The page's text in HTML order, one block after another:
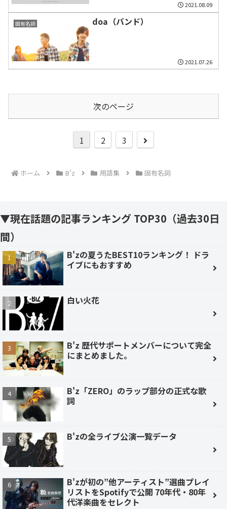
2021.08.09
固有名詞 doa（バンド）
2021.07.26
次のページ
1 2 3
次
ホーム B'z 用語集 固有名詞
▼現在話題の記事ランキング TOP30（過去30日
間）
B'zの夏うたBEST10ランキング！ ドラ
イブにもおすすめ
白い火花
B'z 歴代サポートメンバーについて完全
にまとめました。
B'z「ZERO」のラップ部分の正式な歌
詞
B'zの全ライブ公演一覧データ
B'zが初の”他アーティスト”選曲プレイ
リストをSpotifyで公開 70年代・80年
代洋楽曲をセレクト